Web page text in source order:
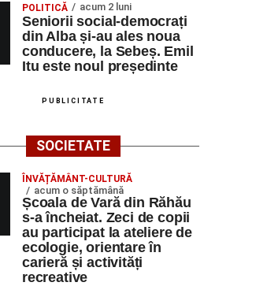
POLITICĂ acum 2 luni
Seniorii social-democrați
din Alba și-au ales noua
conducere, la Sebeș. Emil
Itu este noul președinte
PUBLICITATE
SOCIETATE
ÎNVĂȚĂMÂNT-CULTURĂ
acum o săptămână
Școala de Vară din Răhău
s-a încheiat. Zeci de copii
au participat la ateliere de
ecologie, orientare în
carieră și activități
recreative